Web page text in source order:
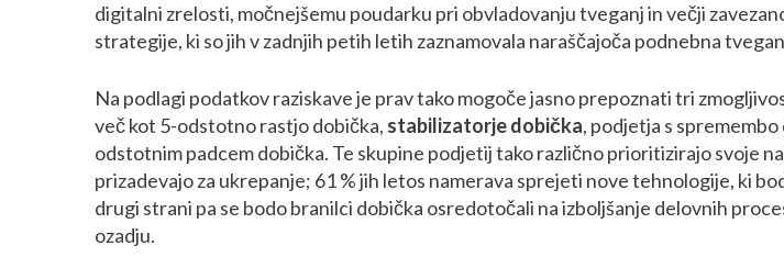
digitalni zrelosti, močnejšemu poudarku pri obvladovanju tveganj in večji
strategije, ki so jih v zadnjih petih letih zaznamovala naraščajoča podnebna
Na podlagi podatkov raziskave je prav tako mogoče jasno prepoznati tri
več kot 5-odstotno rastjo dobička, stabilizatorje dobička, podjetja s spremembo
odstotnim padcem dobička. Te skupine podjetij tako različno prioritizirajo svoje
prizadevajo za ukrepanje; 61 % jih letos namerava sprejeti nove tehnologije, ki
drugi strani pa se bodo branilci dobička osredotočali na izboljšanje delovnih
ozadju.